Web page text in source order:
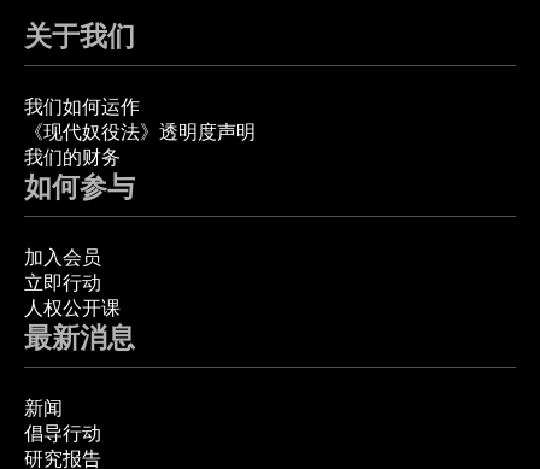
关于我们
我们如何运作
《现代奴役法》透明度声明
我们的财务
如何参与
加入会员
立即行动
人权公开课
最新消息
新闻
倡导行动
研究报告